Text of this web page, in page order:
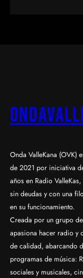
Onda ValleKana (OVK)
de 2021 por iniciativa
años en Radio
sin deudas y con una
en su funcionamiento.
Creada por un grupo
apasiona hacer radio y
de calidad, abarcando
programas de música:
sociales y musicales,